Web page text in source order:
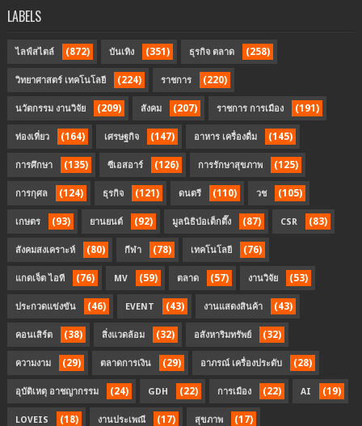
LABELS
ไลฟ์สไตล์ (872) บันเทิง (351) ธุรกิจ ตลาด (258)
วิทยาศาสตร์ เทคโนโลยี (224) ราชการ (220)
นวัตกรรม งานวิจัย (209) สังคม (207) ราชการ การเมือง (191)
ท่องเที่ยว (164) เศรษฐกิจ (147) อาหาร เครื่องดื่ม (145)
การศึกษา (135) ซีเอสอาร์ (126) การรักษาสุขภาพ (125)
การกุศล (124) ธุรกิจ (121) ดนตรี (110) วช (105)
เกษตร (93) ยานยนต์ (92) มูลนิธิป่อเต็กตึ๊ง (87) CSR (83)
สังคมสงเคราะห์ (80) กีฬา (78) เทคโนโลยี (76)
แกดเจ็ต ไอที (76) MV (59) ตลาด (57) งานวิจัย (53)
ประกวดแข่งขัน (46) EVENT (43) งานแสดงสินค้า (43)
คอนเสิร์ต (38) สิ่งแวดล้อม (32) อสังหาริมทรัพย์ (32)
ความงาม (29) ตลาดการเงิน (29) อาภรณ์ เครื่องประดับ (28)
อุบัติเหตุ อาชญากรรม (24) GDH (22) การเมือง (22) AI (19)
LOVEIS (18) งานประเพณี (17) สุขภาพ (17)